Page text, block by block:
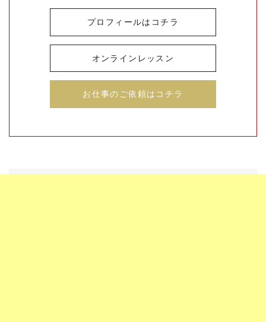
プロフィールはコチラ
オンラインレッスン
お仕事のご依頼はコチラ